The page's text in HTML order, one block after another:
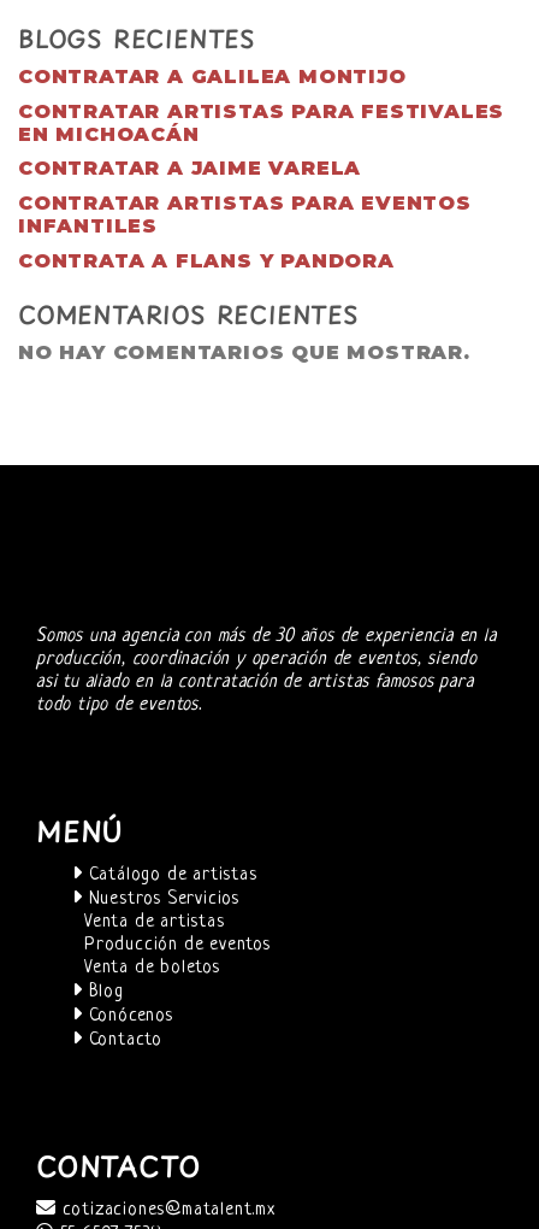
BLOGS RECIENTES
CONTRATAR A GALILEA MONTIJO
CONTRATAR ARTISTAS PARA FESTIVALES
EN MICHOACÁN
CONTRATAR A JAIME VARELA
CONTRATAR ARTISTAS PARA EVENTOS
INFANTILES
CONTRATA A FLANS Y PANDORA
COMENTARIOS RECIENTES
NO HAY COMENTARIOS QUE MOSTRAR.
Somos una agencia con más de 30 años de experiencia en la
producción, coordinación y operación de eventos, siendo
asi tu aliado en la contratación de artistas famosos para
todo tipo de eventos.
MENÚ
Catálogo de artistas
Nuestros Servicios
Venta de artistas
Producción de eventos
Venta de boletos
Blog
Conócenos
Contacto
CONTACTO
cotizaciones@matalent.mx